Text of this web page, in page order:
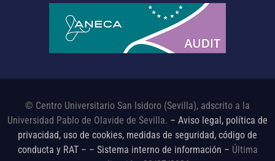
© Centro Universitario San Isidoro (Sevilla), adscrito a la
Universidad Pablo de Olavide de Sevilla. – Aviso legal, política de
privacidad, uso de cookies, medidas de seguridad, código de
conducta y RAT – – Sistema interno de información – Última